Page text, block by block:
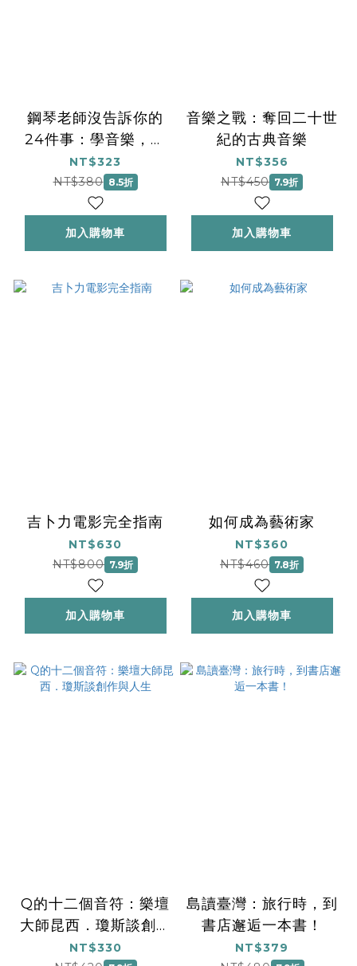
鋼琴老師沒告訴你的
24件事：學音樂，追
求什麼？
NT$323
NT$380 8.5折
加入購物車
音樂之戰：奪回二十世
紀的古典音樂
NT$356
NT$450 7.9折
加入購物車
吉卜力電影完全指南
NT$630
NT$800 7.9折
加入購物車
如何成為藝術家
NT$360
NT$460 7.8折
加入購物車
Q的十二個音符：樂壇
大師昆西．瓊斯談創作
與人生
NT$330
島讀臺灣：旅行時，到
書店邂逅一本書！
NT$379